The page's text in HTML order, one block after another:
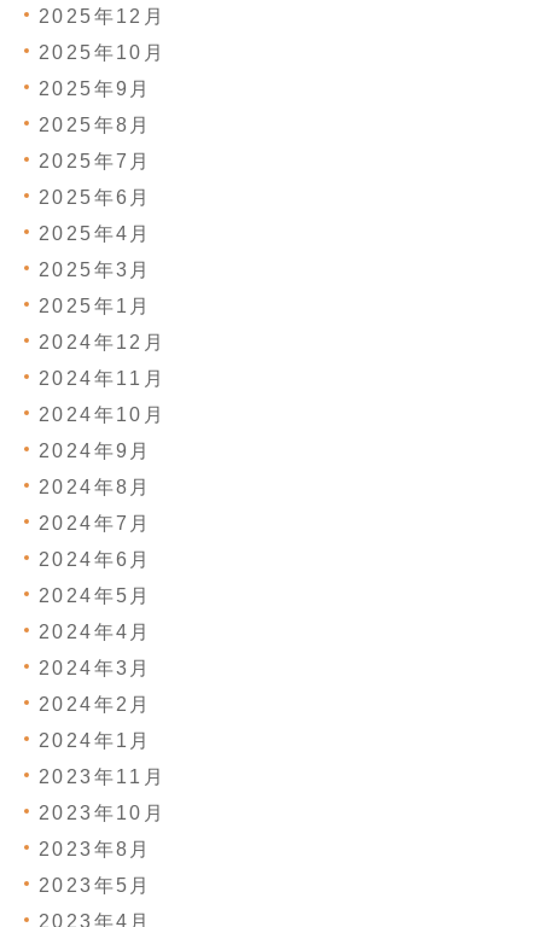
2025年12月
2025年10月
2025年9月
2025年8月
2025年7月
2025年6月
2025年4月
2025年3月
2025年1月
2024年12月
2024年11月
2024年10月
2024年9月
2024年8月
2024年7月
2024年6月
2024年5月
2024年4月
2024年3月
2024年2月
2024年1月
2023年11月
2023年10月
2023年8月
2023年5月
2023年4月